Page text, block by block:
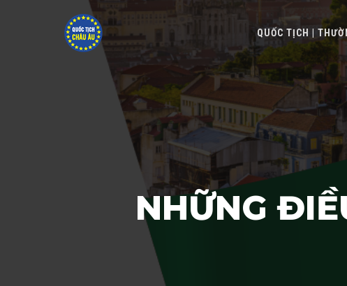
QUỐC TỊCH |
NHỮNG